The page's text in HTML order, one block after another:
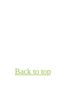
Back to top